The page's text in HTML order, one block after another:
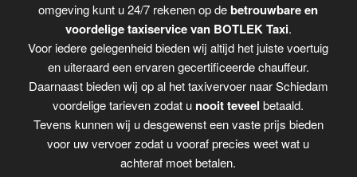
omgeving kunt u 24/7 rekenen op debetrouwbare en
voordelige taxiservice van BOTLEK Taxi.
Voor iedere gelegenheid bieden wij altijd het juiste voertuig
en uiteraard een ervaren gecertificeerde chauffeur.
Daarnaast bieden wij op al het taxivervoer naar Schiedam
voordelige tarieven zodat u nooit teveel betaald.
Tevens kunnen wij u desgewenst een vaste prijs bieden
voor uw vervoer zodat u vooraf precies weet wat u
achteraf moet betalen.